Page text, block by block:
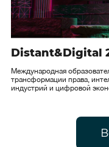
Distant&Digital
Международная
трансформации права,
индустрий и цифровой